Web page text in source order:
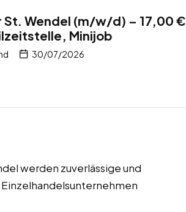
Wendel (m/w/d) – 17,00 €
Minijob
30/07/2026
werden zuverlässige und